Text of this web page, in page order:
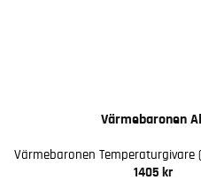
Värmebaronen
Värmebaronen Temperaturgivare
1405 kr